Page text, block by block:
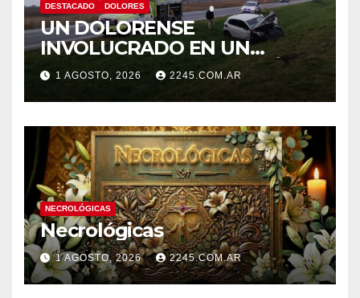
DESTACADO DOLORES
UN DOLORENSE
INVOLUCRADO EN UN
SINIESTRO QUE TERMINÓ
CON DESPISTE Y VUELCO
1 AGOSTO, 2026 2245.COM.AR
NECROLÓGICAS
Necrológicas
1 AGOSTO, 2026 2245.COM.AR